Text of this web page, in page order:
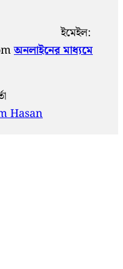
ইমেইল:
অনলাইনের মাধ্যমে
Hasan